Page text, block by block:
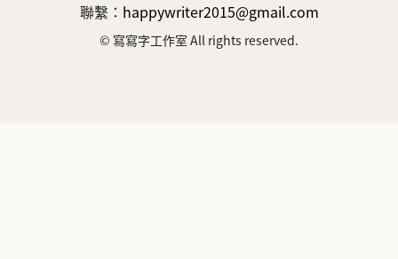
聯繫： happywriter2015@gmail.com
© 寫寫字工作室 All rights reserved.